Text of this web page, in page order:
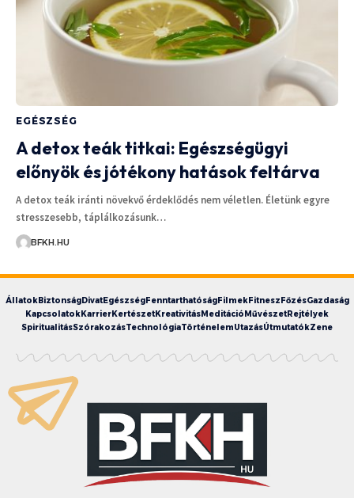
EGÉSZSÉG
A detox teák titkai: Egészségügyi
előnyök és jótékony hatások feltárva
A detox teák iránti növekvő érdeklődés nem véletlen. Életünk egyre
stresszesebb, táplálkozásunk…
BFKH.HU
ÁllatokBiztonságDivatEgészségFenntarthatóságFilmekFitneszFőzésGazdaság
KapcsolatokKarrierKertészetKreativitásMeditációMűvészetRejtélyek
SpiritualitásSzórakozásTechnológiaTörténelemUtazásÚtmutatókZene